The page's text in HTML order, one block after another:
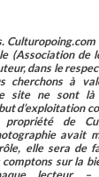
(Association de
dans le
cherchons à
site ne sont là
d’exploitation
de
avait
elle sera de
sur la